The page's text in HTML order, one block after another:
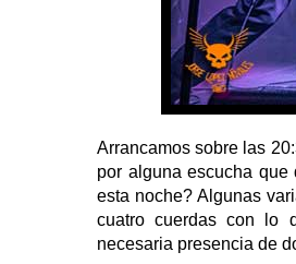
Arrancamos sobre las
por alguna escucha que
esta noche? Algunas
cuatro cuerdas con lo
necesaria presencia de